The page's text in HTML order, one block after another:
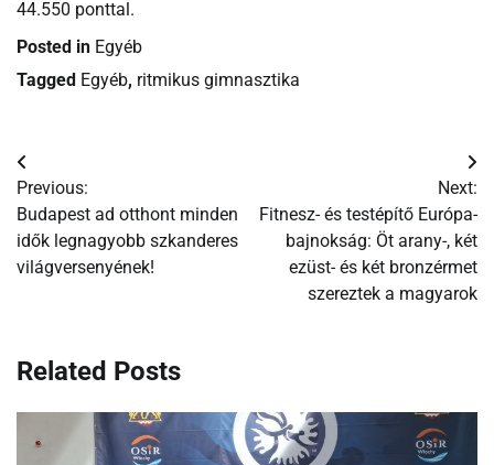
44.550 ponttal.
Posted in Egyéb
Tagged Egyéb, ritmikus gimnasztika
Bejegyzés
navigáció
Previous:
Budapest ad otthont minden
idők legnagyobb szkanderes
világversenyének!
Next:
Fitnesz- és testépítő Európa-
bajnokság: Öt arany-, két
ezüst- és két bronzérmet
szereztek a magyarok
Related Posts